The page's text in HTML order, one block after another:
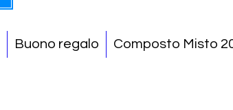
Buono regalo Composto Misto